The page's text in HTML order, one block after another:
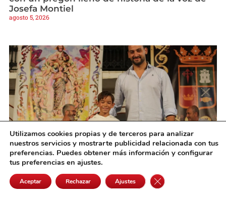
Josefa Montiel
agosto 5, 2026
Martín Olivares se alza con la victoria en la III
Noche de Talentos de Pedro Muñoz
agosto 5, 2026
Utilizamos cookies propias y de terceros para analizar
nuestros servicios y mostrarte publicidad relacionada con tus
preferencias. Puedes obtener más información y configurar
tus preferencias en ajustes.
Aceptar Rechazar Ajustes Cerrar el banner de